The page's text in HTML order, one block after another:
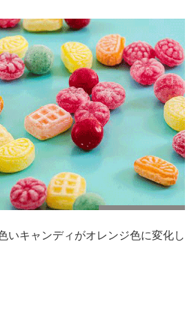
いキャンディがオレンジ色に変化し